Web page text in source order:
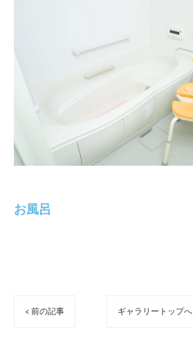
お風呂
< 前の記事 ギャラリートップへ